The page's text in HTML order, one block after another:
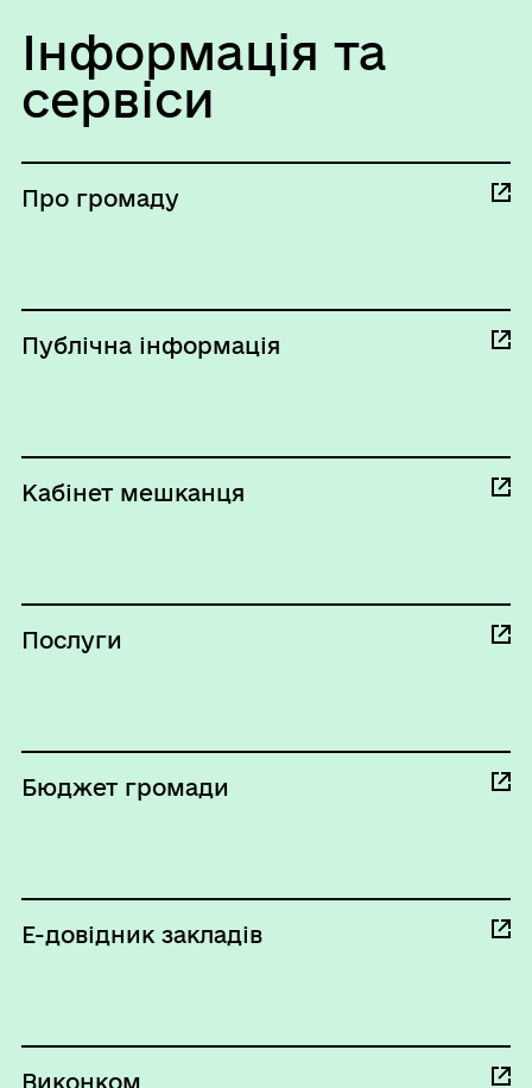
Інформація та
сервіси
Про громаду
Публічна інформація
Кабінет мешканця
Послуги
Бюджет громади
Е-довідник закладів
Виконком